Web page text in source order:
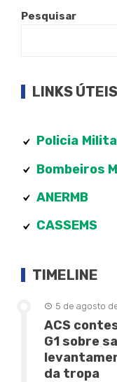
Pesquisar
LINKS ÚTEIS
Policia
Bombeiros
ANERMB
CASSEMS
TIMELINE
5 de agosto
ACS
G1 sobre
da tropa